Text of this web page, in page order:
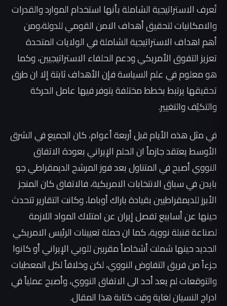
تُعرف الاستراتيجية الشاملة بأنها استخدام الموارد والقدرات
والامكانيات لتحقيق أهداف الامن القومي للدولة،ومن
أهم اهداف الاستراتيجية الشاملة في الولايات المتحدة
تعزيز التفوق الأمريكي ودعم الحلفاء الاستراتيجيين، وكما
هو معلوم في علم السياسة فإن الأهداف ثابتة إلا ان طرق
تحقيقها يرتبط بخطط مختلفة يتوفر فيها عامل الحركة
والتكيُف والتغيير.
في مثل هذه الأيام قبل أربعة أعوام، كان الجميع في الشرق
الأوسط يعتقد جازماً ان الحلم الإيراني بعودة الاتفاق
النووي أصبح في المتناول بعد فوز المرشح الديمقراطي جو
بايدن في سباق الانتخابات الامريكية، فالاتفاق كان المنجز
الأبرز للديمقراطيين بقيادة باراك أوباما، وكانت التقارير تتحدث
حينها عن أسابيع تفصل إيران عن امتلاك المواد اللازمة
لصناعة قنبلة نووية، كما ان حملة تعيينات الرئيس الامريكي
الجديد حينها شملت أشخاصاً مقربين للوبي الإيراني أو كانوا
جزءاً من فريق التفاوض النووي، لكن وخلافاً لكل المعطيات
والتوقعات لم يعد أحد الى الاتفاق النووي، وأصبح عملياً في
ادراج النسيان لغاية وقت كتابة هذا المقال.